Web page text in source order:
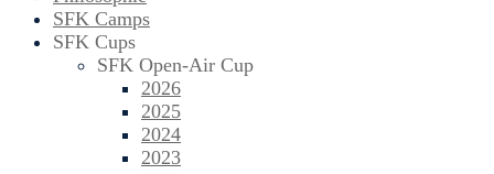
SFK Camps
SFK Cups
SFK Open-Air Cup
2026
2025
2024
2023